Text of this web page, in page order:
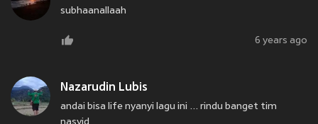
subhaanallaah
6 years ago
Nazarudin Lubis
andai bisa life nyanyi lagu ini ... rindu banget tim